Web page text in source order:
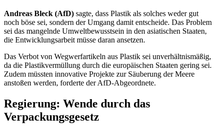
Andreas Bleck (AfD) sagte, dass Plastik als solches weder gut
noch böse sei, sondern der Umgang damit entscheide. Das Problem
sei das mangelnde Umweltbewusstsein in den asiatischen Staaten,
die Entwicklungsarbeit müsse daran ansetzen.
Das Verbot von Wegwerfartikeln aus Plastik sei unverhältnismäßig,
da die Plastikvermüllung durch die europäischen Staaten gering sei.
Zudem müssten innovative Projekte zur Säuberung der Meere
anstoßen werden, forderte der AfD-Abgeordnete.
Regierung: Wende durch das
Verpackungsgesetz